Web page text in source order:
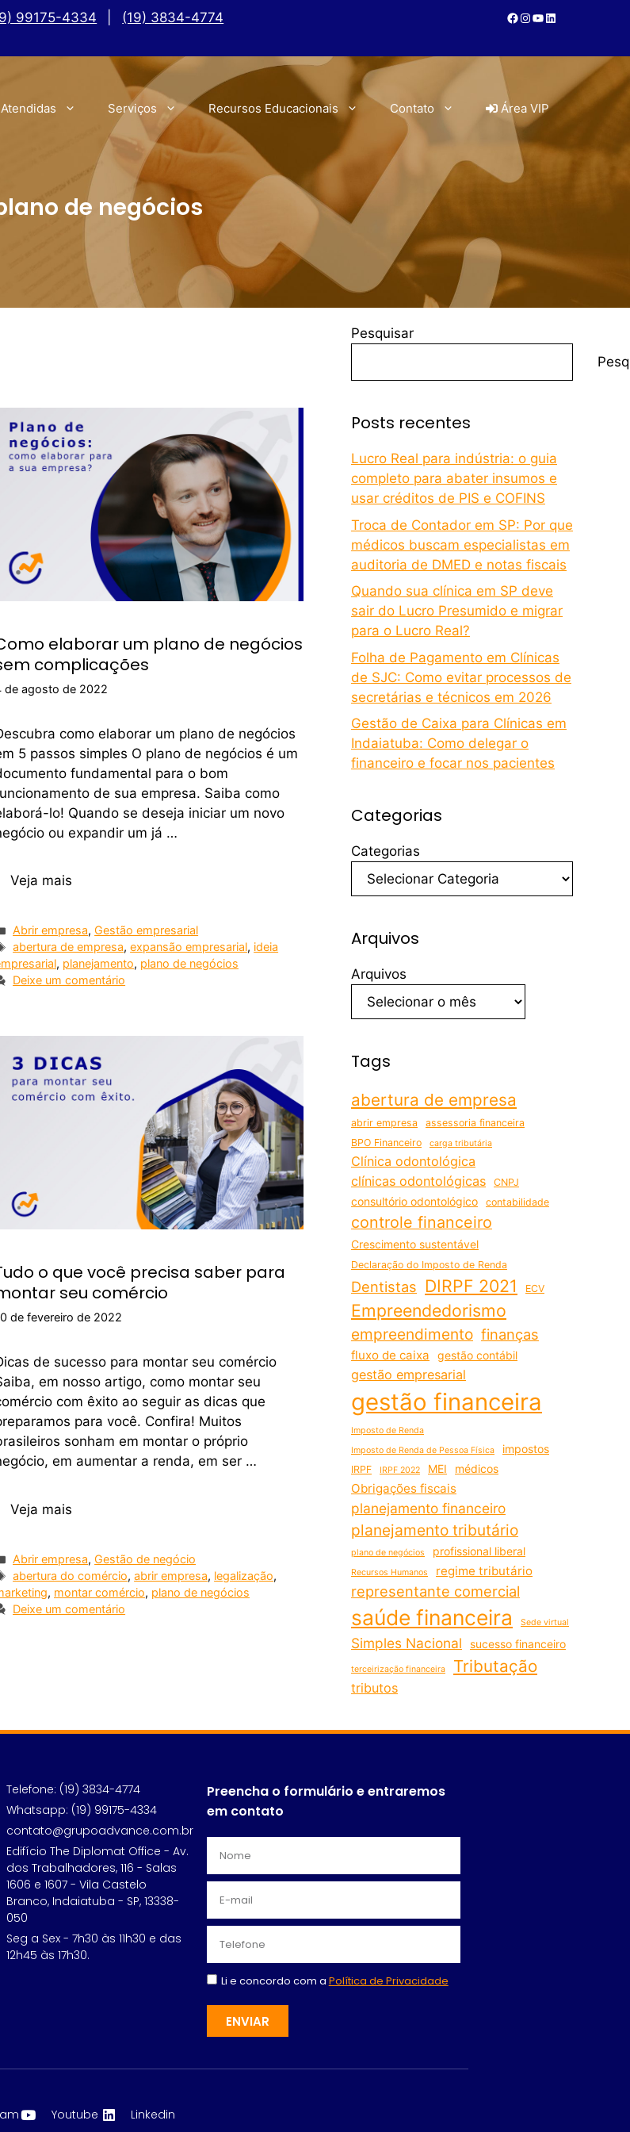
99175-4334 (19) 3834-4774
Serviços Recursos Educacionais Contato Área VIP
de negócios
elaborar um plano de negócios
complicações
de agosto de 2022
como elaborar um plano de negócios
5 passos simples O plano de negócios é um
fundamental para o bom
de sua empresa. Saiba como
lo! Quando se deseja iniciar um novo
ou expandir um já …
Veja mais
Abrir empresa,Gestão empresarial
abertura de empresa,expansão empresarial, ideia
, planejamento, plano de negócios
Deixe um comentário
o que você precisa saber para
seu comércio
de fevereiro de 2022
de sucesso para montar seu comércio
em nosso artigo, como montar seu
com êxito ao seguir as dicas que
para você. Confira! Muitos
sonham em montar o próprio
em aumentar a renda, em ser …
Veja mais
Abrir empresa,Gestão de negócio
abertura do comércio,abrir empresa, legalização,
, montar comércio, plano de negócios
Deixe um comentário
Pesquisar
Posts recentes
Lucro Real para indústria: o guia
completo para abater insumos e
usar créditos de PIS e COFINS
Troca de Contador em SP: Por que
médicos buscam especialistas em
auditoria de DMED e notas fiscais
Quando sua clínica em SP deve
sair do Lucro Presumido e migrar
para o Lucro Real?
Folha de Pagamento em Clínicas
de SJC: Como evitar processos de
secretárias e técnicos em 2026
Gestão de Caixa para Clínicas em
Indaiatuba: Como delegar o
financeiro e focar nos pacientes
Categorias
Categorias
Arquivos
Arquivos
Tags
abertura de empresa
abrir empresa
assessoria financeira
BPO Financeiro
carga tributária
Clínica odontológica
clínicas odontológicas
CNPJ
consultório odontológico contabilidade
controle financeiro
Crescimento sustentável
Declaração do Imposto de Renda
Dentistas DIRPF 2021 ECV
Empreendedorismo
empreendimento finanças
fluxo de caixa gestão contábil
gestão empresarial
gestão financeira
Imposto de Renda
Imposto de Renda de Pessoa Física
impostos
IRPF IRPF 2022 MEI médicos
Obrigações fiscais
planejamento financeiro
planejamento tributário
plano de negócios profissional liberal
Recursos Humanos regime tributário
representante comercial
saúde financeira Sede virtual
Simples Nacional sucesso financeiro
terceirização financeira Tributação
tributos
Telefone: (19) 3834-4774
Whatsapp: (19) 99175-4334
contato@grupoadvance.com.br
Edifício The Diplomat Office - Av.
dos Trabalhadores, 116 - Salas
1606 e 1607 - Vila Castelo
Branco, Indaiatuba - SP, 13338-
050
Seg a Sex - 7h30 às 11h30 e das
12h45 às 17h30.
Preencha o formulário e entraremos
em contato
Li e concordo com a Política de Privacidade
ENVIAR
Youtube Linkedin